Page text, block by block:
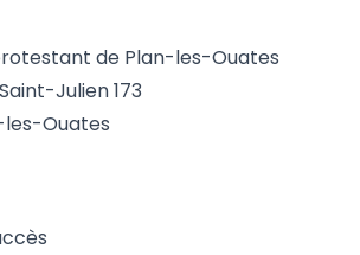
de Plan-les-Ouates
Julien 173
les-Ouates